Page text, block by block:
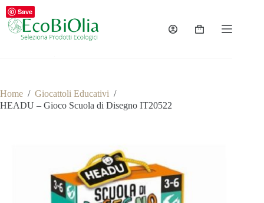
Salta
contenuto
Carrello
Home / Giocattoli Educativi /
HEADU – Gioco Scuola di Disegno IT20522
Save